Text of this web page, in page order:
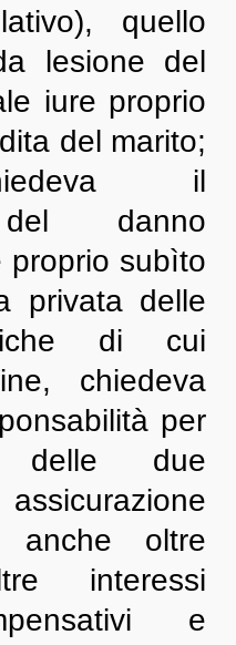
quello
lesione del
iure proprio
del marito;
il
del danno
proprio subìto
privata delle
di cui
chiedeva
per
delle due
anche oltre
interessi
e